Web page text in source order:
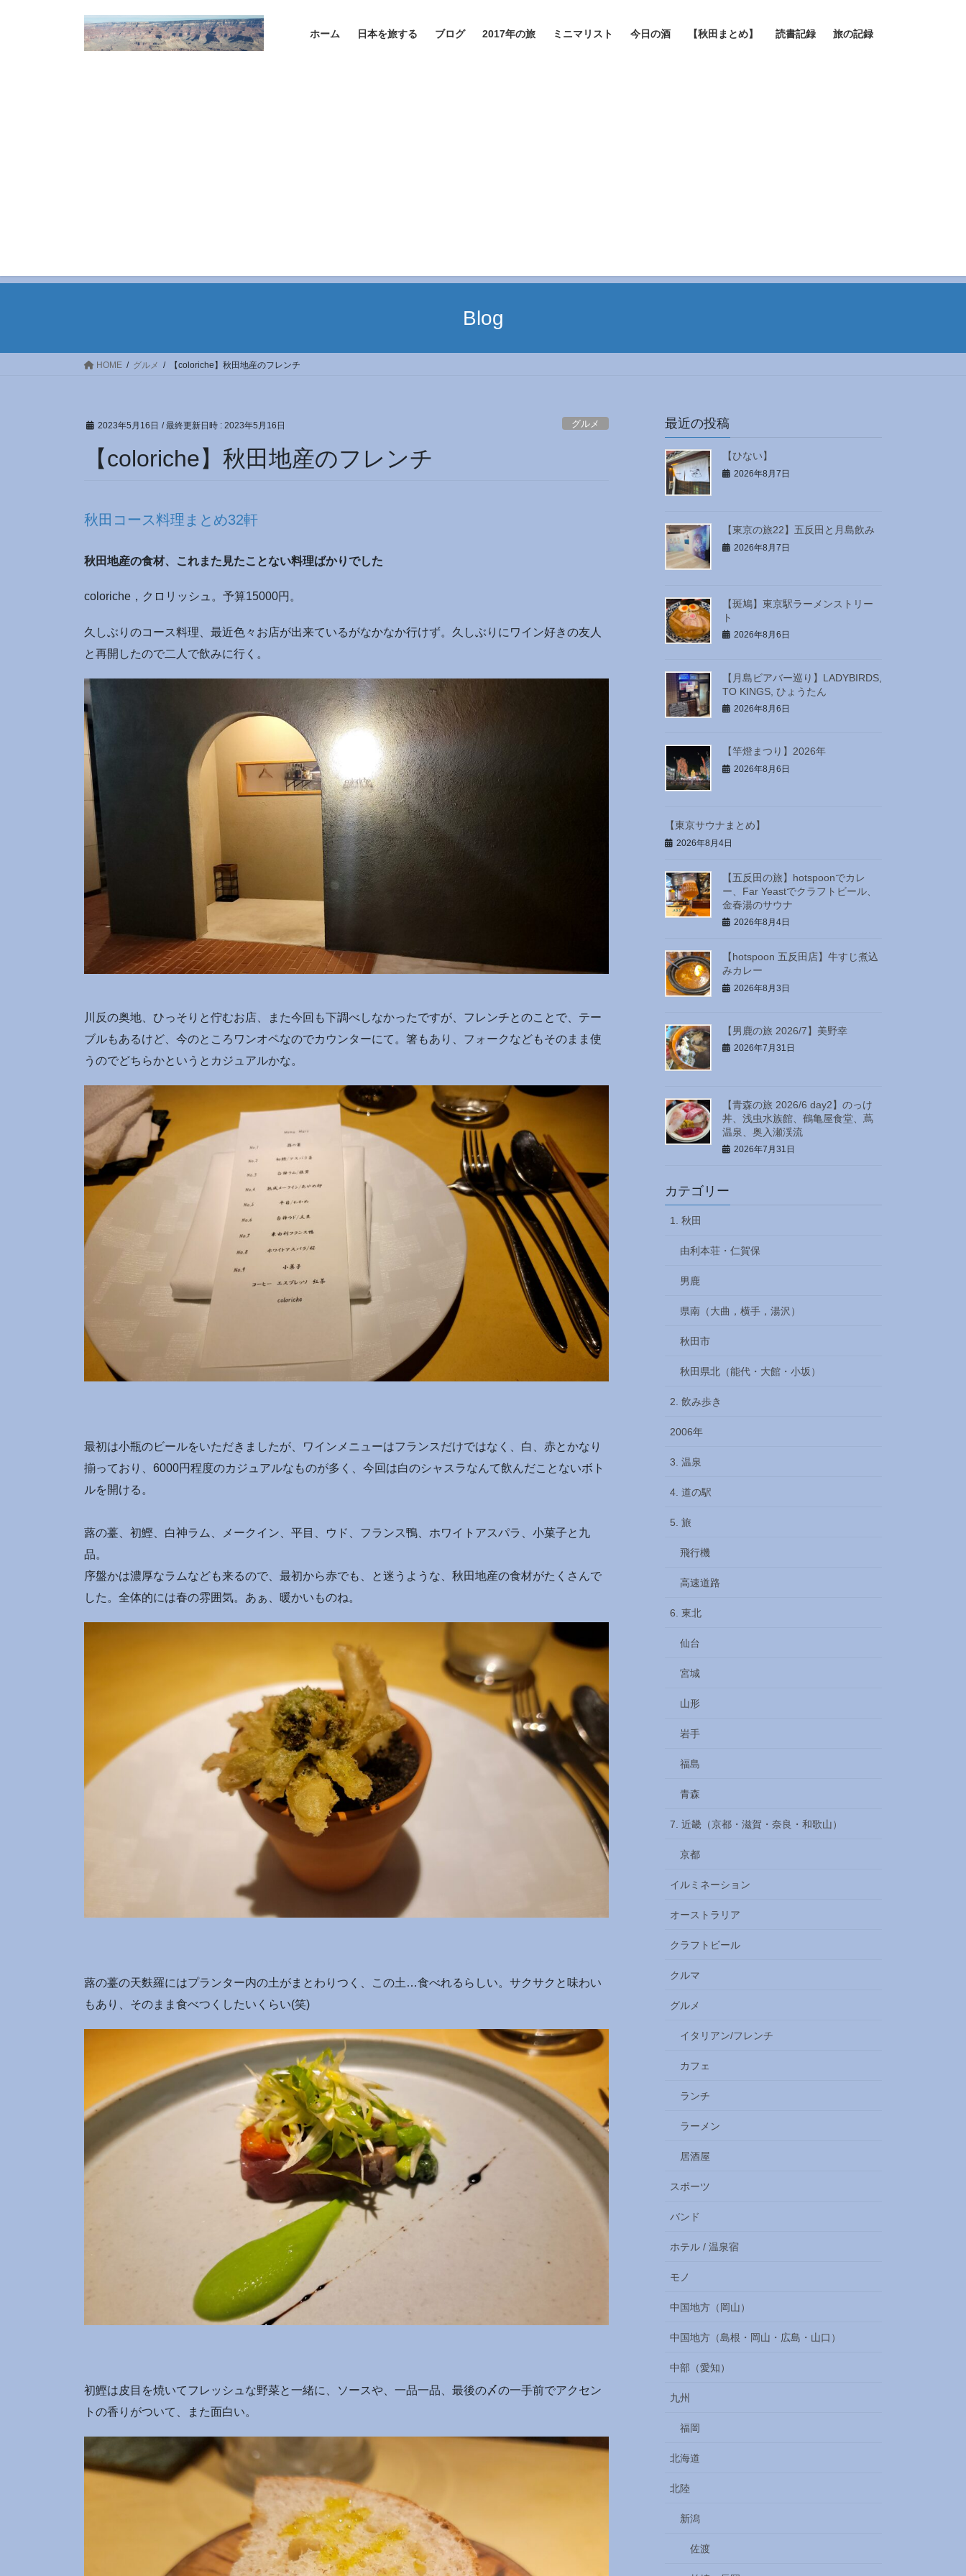
ホーム 日本を旅する ブログ 2017年の旅 ミニマリスト 今日の酒 【秋田まとめ】 読書記録 旅の記録
Blog
HOME グルメ 【coloriche】秋田地産のフレンチ
2023年5月16日 / 最終更新日時 : 2023年5月16日 グルメ
【coloriche】秋田地産のフレンチ
秋田コース料理まとめ32軒
秋田地産の食材、これまた見たことない料理ばかりでした
coloriche，クロリッシュ。予算15000円。
久しぶりのコース料理、最近色々お店が出来ているがなかなか行けず。久しぶりにワイン好きの友人
と再開したので二人で飲みに行く。
川反の奥地、ひっそりと佇むお店、また今回も下調べしなかったですが、フレンチとのことで、テー
ブルもあるけど、今のところワンオペなのでカウンターにて。箸もあり、フォークなどもそのまま使
うのでどちらかというとカジュアルかな。
最初は小瓶のビールをいただきましたが、ワインメニューはフランスだけではなく、白、赤とかなり
揃っており、6000円程度のカジュアルなものが多く、今回は白のシャスラなんて飲んだことないボト
ルを開ける。
蕗の薹、初鰹、白神ラム、メークイン、平目、ウド、フランス鴨、ホワイトアスパラ、小菓子と九
品。
序盤かは濃厚なラムなども来るので、最初から赤でも、と迷うような、秋田地産の食材がたくさんで
した。全体的には春の雰囲気。あぁ、暖かいものね。
蕗の薹の天麩羅にはプランター内の土がまとわりつく、この土…食べれるらしい。サクサクと味わい
もあり、そのまま食べつくしたいくらい(笑)
初鰹は皮目を焼いてフレッシュな野菜と一緒に、ソースや、一品一品、最後の〆の一手前でアクセン
トの香りがついて、また面白い。
最近の投稿
【ひない】
2026年8月7日
【東京の旅22】五反田と月島飲み
2026年8月7日
【斑鳩】東京駅ラーメンストリー
ト
2026年8月6日
【月島ビアバー巡り】LADYBIRDS,
TO KINGS, ひょうたん
2026年8月6日
【竿燈まつり】2026年
2026年8月6日
【東京サウナまとめ】
2026年8月4日
【五反田の旅】hotspoonでカレ
ー、Far Yeastでクラフトビール、
金春湯のサウナ
2026年8月4日
【hotspoon 五反田店】牛すじ煮込
みカレー
2026年8月3日
【男鹿の旅 2026/7】美野幸
2026年7月31日
【青森の旅 2026/6 day2】のっけ
丼、浅虫水族館、鶴亀屋食堂、蔦
温泉、奥入瀬渓流
2026年7月31日
カテゴリー
1. 秋田
由利本荘・仁賀保
男鹿
県南（大曲，横手，湯沢）
秋田市
秋田県北（能代・大館・小坂）
2. 飲み歩き
2006年
3. 温泉
4. 道の駅
5. 旅
飛行機
高速道路
6. 東北
仙台
宮城
山形
岩手
福島
青森
7. 近畿（京都・滋賀・奈良・和歌山）
京都
イルミネーション
オーストラリア
クラフトビール
クルマ
グルメ
イタリアン/フレンチ
カフェ
ランチ
ラーメン
居酒屋
スポーツ
バンド
ホテル / 温泉宿
モノ
中国地方（岡山）
中国地方（島根・岡山・広島・山口）
中部（愛知）
九州
福岡
北海道
北陸
新潟
佐渡